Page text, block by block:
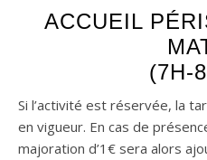
ACCUEIL
(7H-
Si l’activité est réservée, la
en vigueur. En cas de
majoration d’1€ sera alors